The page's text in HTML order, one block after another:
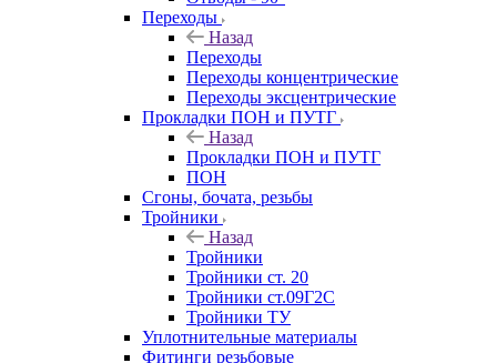
Переходы
Назад
Переходы
Переходы концентрические
Переходы эксцентрические
Прокладки ПОН и ПУТГ
Назад
Прокладки ПОН и ПУТГ
ПОН
Сгоны, бочата, резьбы
Тройники
Назад
Тройники
Тройники ст. 20
Тройники ст.09Г2С
Тройники ТУ
Уплотнительные материалы
Фитинги резьбовые